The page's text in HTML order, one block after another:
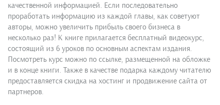
качественной информацией. Если последовательно
проработать информацию из каждой главы, как советуют
авторы, можно увеличить прибыль своего бизнеса в
несколько раз! К книге прилагается бесплатный видеокурс,
состоящий из 6 уроков по основным аспектам издания.
Посмотреть курс можно по ссылке, размещенной на обложке
и в конце книги. Также в качестве подарка каждому читателю
предоставляется скидка на хостинг и продвижение сайта от
партнеров.